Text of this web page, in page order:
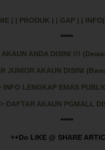
| | PRODUK | | GAP | | INFO|
*****
AKAUN ANDA DISINI !!!
JUNIOR AKAUN DISINI
INFO LENGKAP EMAS
DAFTAR AKAUN PGMALL
*****
++Do LIKE @ SHARE